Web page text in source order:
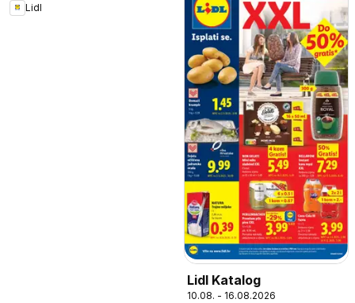
Lidl
Lidl Katalog
10.08. - 16.08.2026